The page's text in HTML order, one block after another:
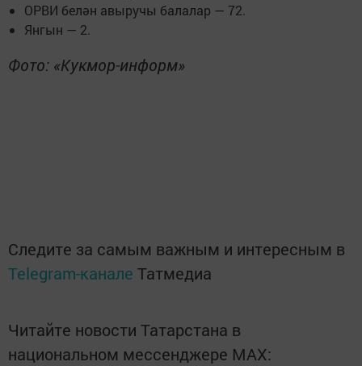
ОРВИ белән авыручы балалар — 72.
Янгын — 2.
Фото: «Кукмор-информ»
Следите за самым важным и интересным в
Telegram-канале Татмедиа
Читайте новости Татарстана в
национальном мессенджере MАХ: